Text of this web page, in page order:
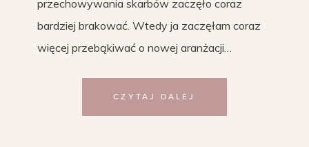
przechowywania skarbów zaczęło coraz
bardziej brakować. Wtedy ja zaczęłam coraz
więcej przebąkiwać o nowej aranżacji…
CZYTAJ DALEJ